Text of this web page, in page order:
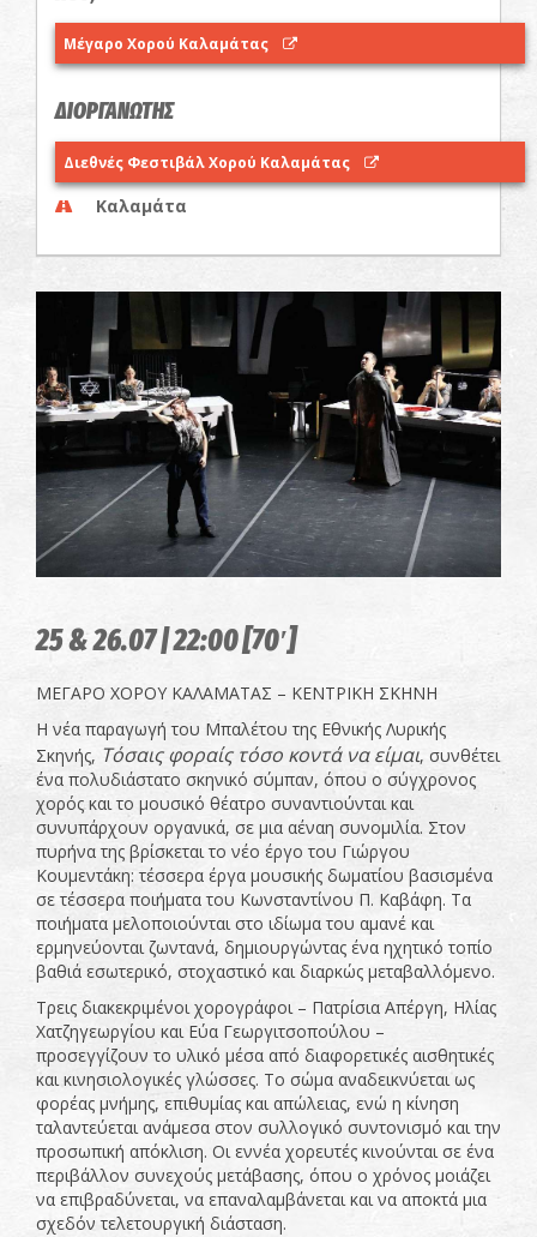
Μέγαρο Χορού Καλαμάτας
ΔΙΟΡΓΑΝΩΤΗΣ
Διεθνές Φεστιβάλ Χορού Καλαμάτας
Καλαμάτα
25 & 26.07 | 22:00 [70′]
ΜΕΓΑΡΟ ΧΟΡΟΥ ΚΑΛΑΜΑΤΑΣ – ΚΕΝΤΡΙΚΗ ΣΚΗΝΗ
Η νέα παραγωγή του Μπαλέτου της Εθνικής Λυρικής
Σκηνής, Τόσαις φοραίς τόσο κοντά να είμαι, συνθέτει
ένα πολυδιάστατο σκηνικό σύμπαν, όπου ο σύγχρονος
χορός και το μουσικό θέατρο συναντιούνται και
συνυπάρχουν οργανικά, σε μια αέναη συνομιλία. Στον
πυρήνα της βρίσκεται το νέο έργο του Γιώργου
Κουμεντάκη: τέσσερα έργα μουσικής δωματίου βασισμένα
σε τέσσερα ποιήματα του Κωνσταντίνου Π. Καβάφη. Τα
ποιήματα μελοποιούνται στο ιδίωμα του αμανέ και
ερμηνεύονται ζωντανά, δημιουργώντας ένα ηχητικό τοπίο
βαθιά εσωτερικό, στοχαστικό και διαρκώς μεταβαλλόμενο.
Τρεις διακεκριμένοι χορογράφοι – Πατρίσια Απέργη, Ηλίας
Χατζηγεωργίου και Εύα Γεωργιτσοπούλου –
προσεγγίζουν το υλικό μέσα από διαφορετικές αισθητικές
και κινησιολογικές γλώσσες. Το σώμα αναδεικνύεται ως
φορέας μνήμης, επιθυμίας και απώλειας, ενώ η κίνηση
ταλαντεύεται ανάμεσα στον συλλογικό συντονισμό και την
προσωπική απόκλιση. Οι εννέα χορευτές κινούνται σε ένα
περιβάλλον συνεχούς μετάβασης, όπου ο χρόνος μοιάζει
να επιβραδύνεται, να επαναλαμβάνεται και να αποκτά μια
σχεδόν τελετουργική διάσταση.